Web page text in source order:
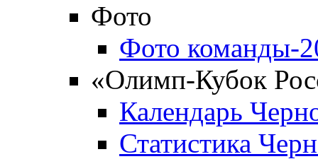
Фото
Фото команды-
«Олимп-Кубок
Календарь
Статистика